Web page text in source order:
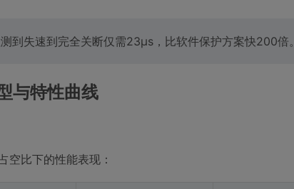
到失速到完全关断仅需23μs，比软件保护方案快200倍。
与特性曲线
比下的性能表现：